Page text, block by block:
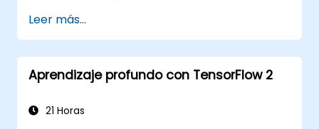
Leer más...
Aprendizaje profundo con TensorFlow 2
21 Horas